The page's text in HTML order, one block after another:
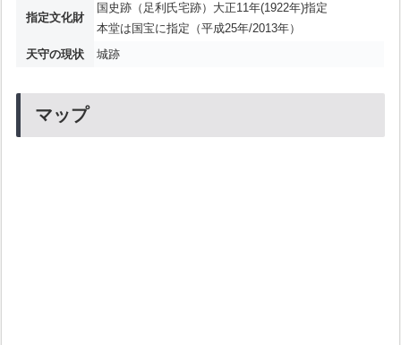
指定文化財
国史跡（足利氏宅跡）大正11年(1922年)指定
本堂は国宝に指定（平成25年/2013年）
天守の現状
城跡
マップ